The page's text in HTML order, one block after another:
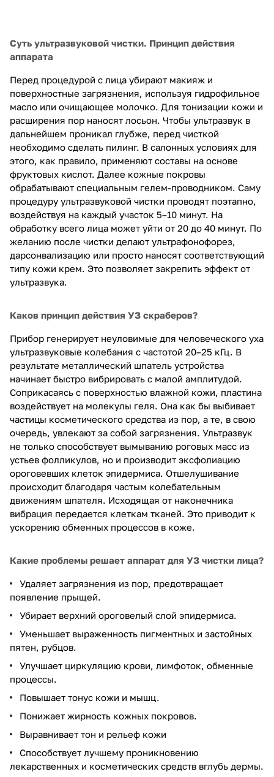
Суть ультразвуковой чистки. Принцип действия
аппарата
Перед процедурой с лица убирают макияж и
поверхностные загрязнения, используя гидрофильное
масло или очищающее молочко. Для тонизации кожи и
расширения пор наносят лосьон. Чтобы ультразвук в
дальнейшем проникал глубже, перед чисткой
необходимо сделать пилинг. В салонных условиях для
этого, как правило, применяют составы на основе
фруктовых кислот. Далее кожные покровы
обрабатывают специальным гелем-проводником. Саму
процедуру ультразвуковой чистки проводят поэтапно,
воздействуя на каждый участок 5–10 минут. На
обработку всего лица может уйти от 20 до 40 минут. По
желанию после чистки делают ультрафонофорез,
дарсонвализацию или просто наносят соответствующий
типу кожи крем. Это позволяет закрепить эффект от
ультразвука.
Каков принцип действия УЗ скраберов?
Прибор генерирует неуловимые для человеческого уха
ультразвуковые колебания с частотой 20–25 кГц. В
результате металлический шпатель устройства
начинает быстро вибрировать с малой амплитудой.
Соприкасаясь с поверхностью влажной кожи, пластина
воздействует на молекулы геля. Она как бы выбивает
частицы косметического средства из пор, а те, в свою
очередь, увлекают за собой загрязнения. Ультразвук
не только способствует вымыванию роговых масс из
устьев фолликулов, но и производит эксфолиацию
ороговевших клеток эпидермиса. Отшелушивание
происходит благодаря частым колебательным
движениям шпателя. Исходящая от наконечника
вибрация передается клеткам тканей. Это приводит к
ускорению обменных процессов в коже.
Какие проблемы решает аппарат для УЗ чистки лица?
Удаляет загрязнения из пор, предотвращает
появление прыщей.
Убирает верхний ороговелый слой эпидермиса.
Уменьшает выраженность пигментных и застойных
пятен, рубцов.
Улучшает циркуляцию крови, лимфоток, обменные
процессы.
Повышает тонус кожи и мышц.
Понижает жирность кожных покровов.
Выравнивает тон и рельеф кожи
Способствует лучшему проникновению
лекарственных и косметических средств вглубь дермы.